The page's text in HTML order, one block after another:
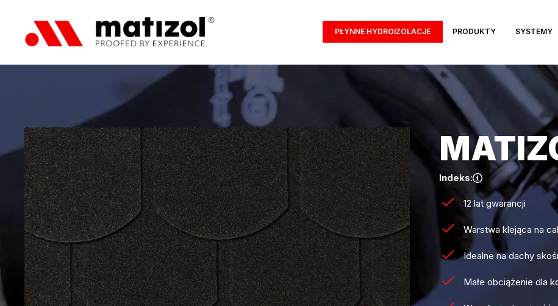
PŁYNNE HYDROIZOLACJE PRODUKTY SYSTEMY
Indeks:
12 lat gwarancji
Warstwa klejąca na
Idealne na dachy
Małe obciążenie dla